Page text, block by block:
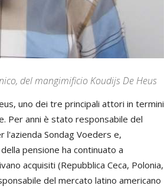
del mangimificio Koudijs De Heus
uno dei tre principali attori in termini
Per anni è stato responsabile del
l'azienda Sondag Voeders e,
pensione ha continuato a
acquisiti (Repubblica Ceca, Polonia,
del mercato latino americano